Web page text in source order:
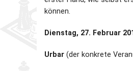
können.
Dienstag, 27. Februar
Urbar (der konkrete